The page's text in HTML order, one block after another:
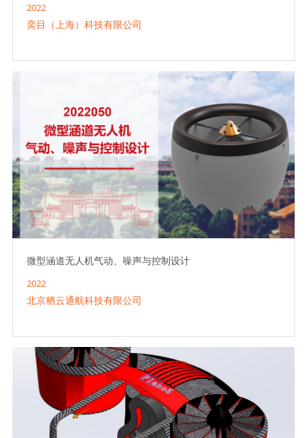
2022
奕目（上海）科技有限公司
微型涵道无人机气动、噪声与控制设计
2022
北京栖云通航科技有限公司